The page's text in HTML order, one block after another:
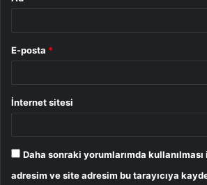
E-posta *
İnternet sitesi
Daha sonraki yorumlarımda
adresim ve site adresim bu tarayıcıya